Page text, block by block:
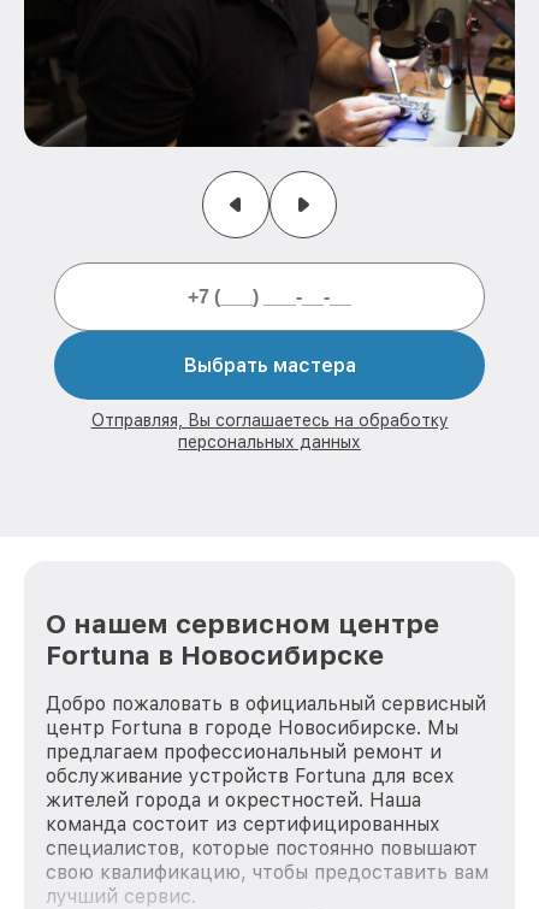
Выбрать мастера
Отправляя, Вы соглашаетесь на обработку
персональных данных
О нашем сервисном центре
Fortuna в Новосибирске
Добро пожаловать в официальный сервисный
центр Fortuna в городе Новосибирске. Мы
предлагаем профессиональный ремонт и
обслуживание устройств Fortuna для всех
жителей города и окрестностей. Наша
команда состоит из сертифицированных
специалистов, которые постоянно повышают
свою квалификацию, чтобы предоставить вам
лучший сервис.